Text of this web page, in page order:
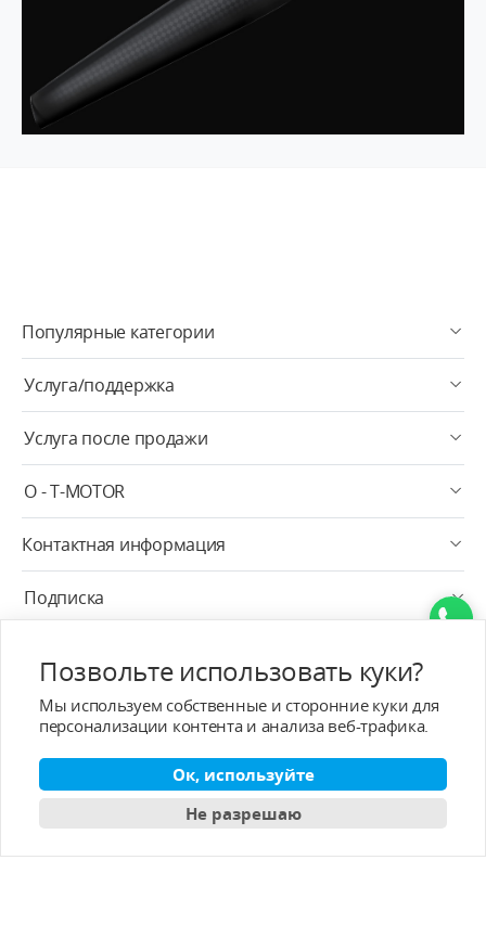
Популярные категории
Услуга/поддержка
Услуга после продажи
О - T-MOTOR
Контактная информация
Подписка
Copyright © 2003-2026 T-MOTOR, All rights reserved.
T-motor Политика конфиденциальности
Позвольте использовать куки?
Мы используем собственные и сторонние куки для
персонализации контента и анализа веб-трафика.
Ок, используйте
Не разрешаю